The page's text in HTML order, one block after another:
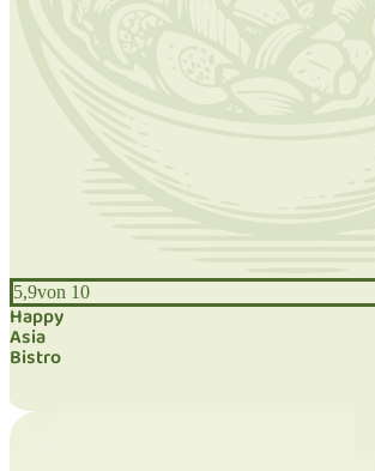
5,9von 10
Happy
Asia
Bistro